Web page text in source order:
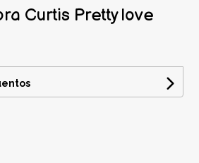
Curtis Pretty love